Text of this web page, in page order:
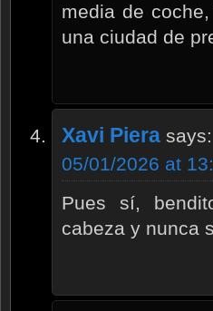
media de
una ciudad de
Xavi Piera says:
05/01/2026 at
Pues sí,
cabeza y nunca